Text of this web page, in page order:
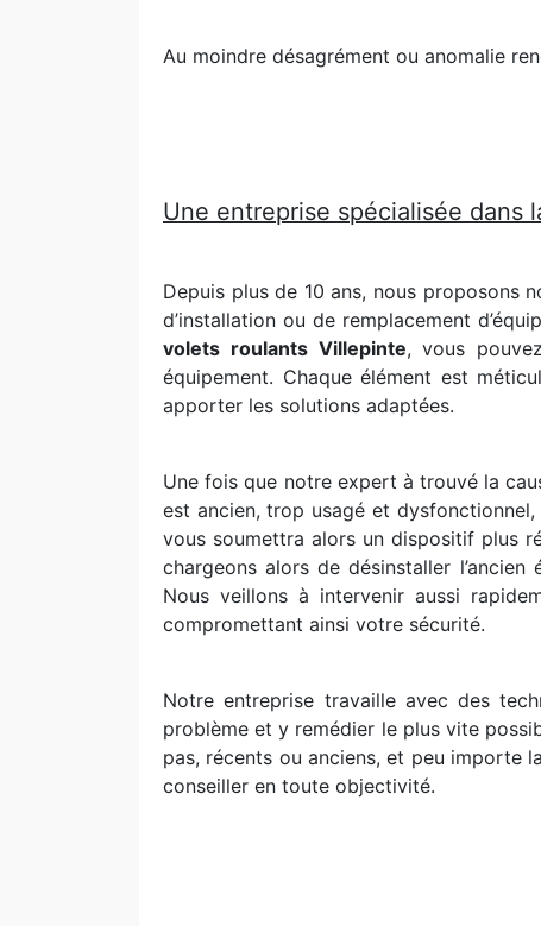
Au moindre désagrément ou anomalie
Une entreprise spécialisée dans
Depuis plus de 10 ans, nous proposons
d’installation ou de remplacement
volets roulants Villepinte, vous
équipement. Chaque élément est
apporter les solutions adaptées.
Une fois que notre expert à trouvé la
est ancien, trop usagé et
vous soumettra alors un dispositif plus
chargeons alors de désinstaller
Nous veillons à intervenir aussi
compromettant ainsi votre sécurité.
Notre entreprise travaille avec des
problème et y remédier le plus vite
pas, récents ou anciens, et peu importe
conseiller en toute objectivité.